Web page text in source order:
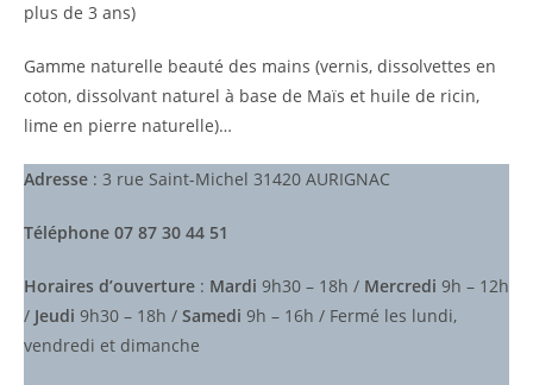
plus de 3 ans)
Gamme naturelle beauté des mains (vernis, dissolvettes en
coton, dissolvant naturel à base de Maïs et huile de ricin,
lime en pierre naturelle)…
Adresse : 3 rue Saint-Michel 31420 AURIGNAC
Téléphone 07 87 30 44 51
Horaires d’ouverture : Mardi 9h30 – 18h / Mercredi 9h – 12h
/ Jeudi 9h30 – 18h / Samedi 9h – 16h / Fermé les lundi,
vendredi et dimanche